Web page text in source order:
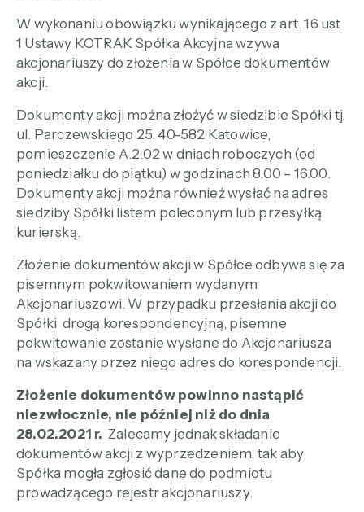
W wykonaniu obowiązku wynikającego z art. 16 ust.
1 Ustawy KOTRAK Spółka Akcyjna wzywa
akcjonariuszy do złożenia w Spółce dokumentów
akcji.
Dokumenty akcji można złożyć w siedzibie Spółki tj.
ul. Parczewskiego 25, 40-582 Katowice,
pomieszczenie A.2.02 w dniach roboczych (od
poniedziałku do piątku) w godzinach 8.00 – 16.00.
Dokumenty akcji można również wysłać na adres
siedziby Spółki listem poleconym lub przesyłką
kurierską.
Złożenie dokumentów akcji w Spółce odbywa się za
pisemnym pokwitowaniem wydanym
Akcjonariuszowi. W przypadku przesłania akcji do
Spółki drogą korespondencyjną, pisemne
pokwitowanie zostanie wysłane do Akcjonariusza
na wskazany przez niego adres do korespondencji.
Złożenie dokumentów powinno nastąpić
niezwłocznie, nie później niż do dnia
28.02.2021 r. Zalecamy jednak składanie
dokumentów akcji z wyprzedzeniem, tak aby
Spółka mogła zgłosić dane do podmiotu
prowadzącego rejestr akcjonariuszy.